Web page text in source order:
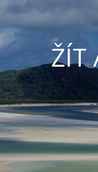
ŽÍT